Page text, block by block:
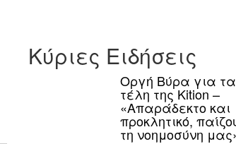
Κύριες Ειδήσεις
Οργή Βύρα για
τέλη της Kition –
«Απαράδεκτο και
προκλητικό,
τη νοημοσύνη